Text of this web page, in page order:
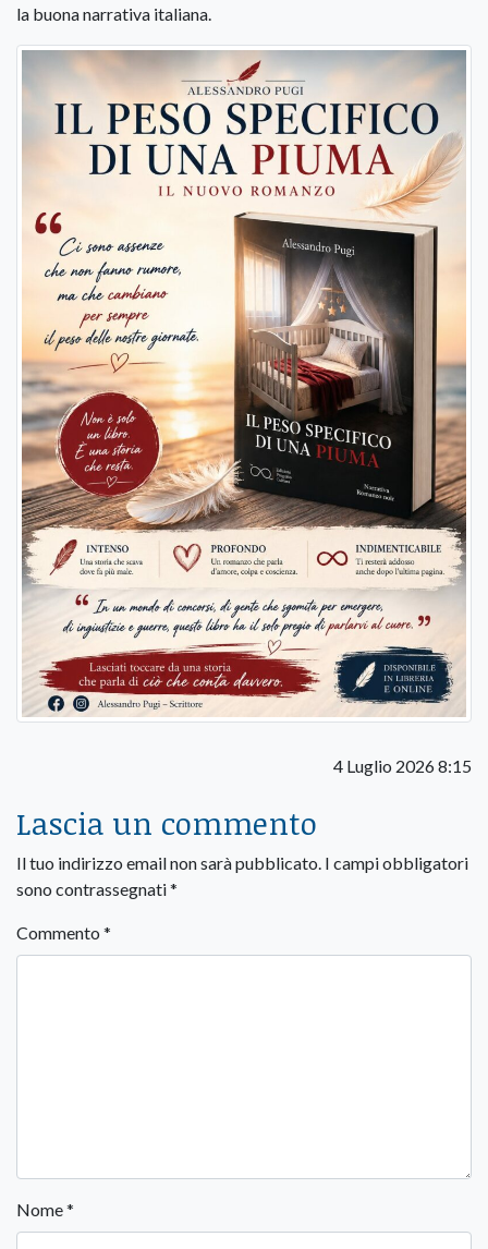
la buona narrativa italiana.
4 Luglio 2026 8:15
Lascia un commento
Il tuo indirizzo email non sarà pubblicato. I campi obbligatori
sono contrassegnati*
Commento *
Nome*